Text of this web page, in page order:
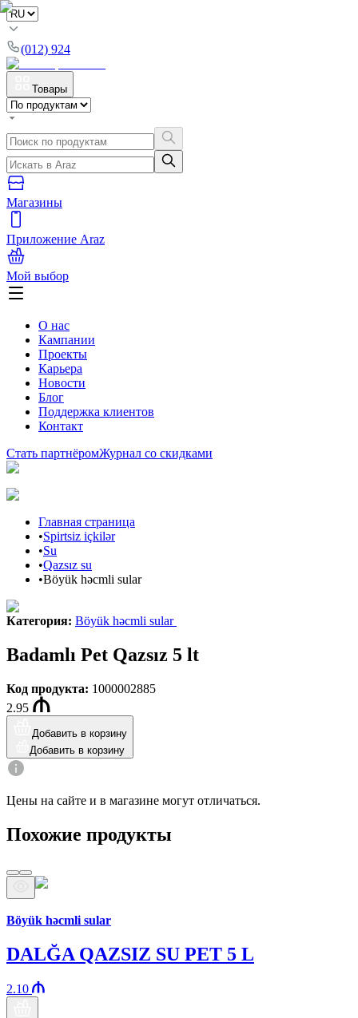
(012) 924
Товары
Магазины
Приложение Araz
Мой выбор
О нас
Кампании
Проекты
Карьера
Новости
Блог
Поддержка клиентов
Контакт
Стать партнёромЖурнал со скидками
Главная страница
•Spirtsiz içkilər
•Su
•Qazsız su
•Böyük həcmli sular
Категория: Böyük həcmli sular
Badamlı Pet Qazsız 5 lt
Код продукта: 1000002885
2.95
Добавить в корзину
Добавить в корзину
Цены на сайте и в магазине могут отличаться.
Похожие продукты
Böyük həcmli sular
DALĞA QAZSIZ SU PET 5 L
2.10